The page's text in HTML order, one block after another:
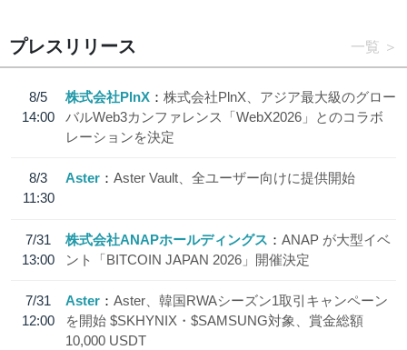
プレスリリース 一覧
8/5
14:00
株式会社PlnX
株式会社PlnX、アジア最大級のグロー
バルWeb3カンファレンス「WebX2026」とのコラボ
レーションを決定
8/3
11:30
Aster Aster Vault、全ユーザー向けに提供開始
7/31
13:00
株式会社ANAPホールディングス
ANAP が大型イベ
ント「BITCOIN JAPAN 2026」開催決定
7/31
12:00
Aster
Aster、韓国RWAシーズン1取引キャンペーン
を開始 $SKHYNIX・$SAMSUNG対象、賞金総額
10,000 USDT